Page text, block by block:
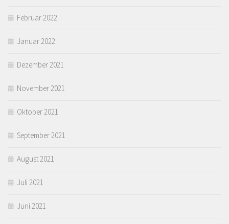
Februar 2022
Januar 2022
Dezember 2021
November 2021
Oktober 2021
September 2021
August 2021
Juli 2021
Juni 2021